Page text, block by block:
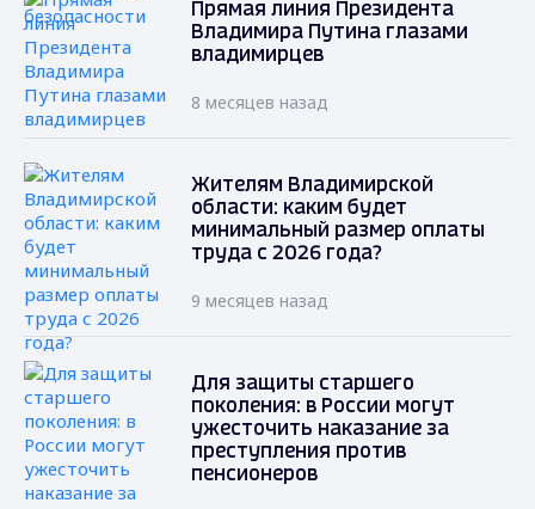
Прямая линия Президента
Владимира Путина глазами
владимирцев
8 месяцев назад
Жителям Владимирской
области: каким будет
минимальный размер оплаты
труда с 2026 года?
9 месяцев назад
Для защиты старшего
поколения: в России могут
ужесточить наказание за
преступления против
пенсионеров